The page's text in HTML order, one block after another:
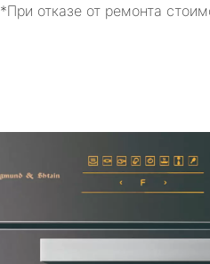
*При отказе от ремонта